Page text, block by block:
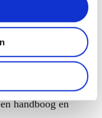
de tent en op het
van de
runnen) sprak
en enkele
brachten
rijst. En een
handboog en